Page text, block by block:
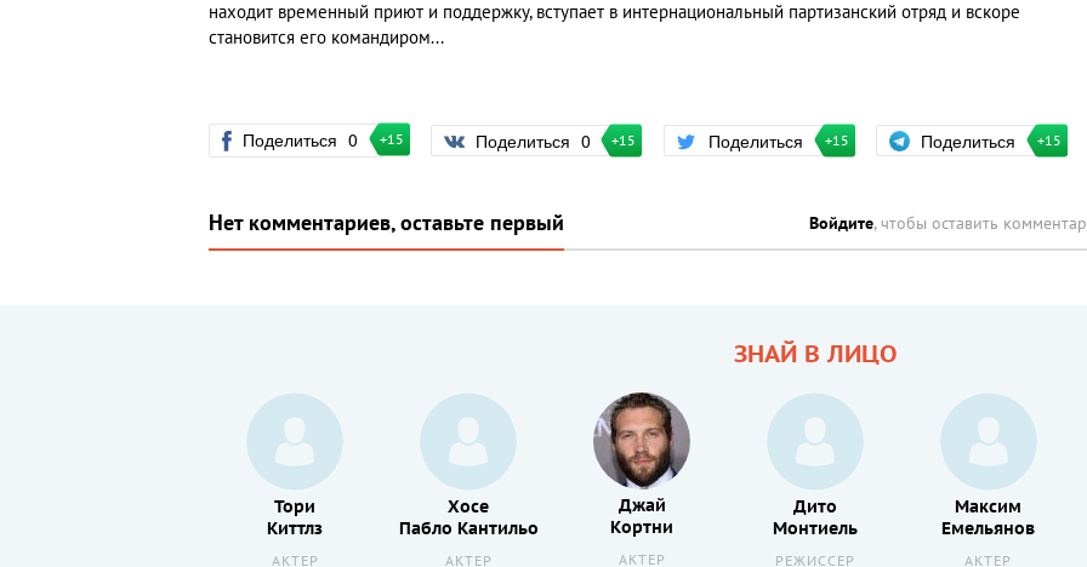
находит временный приют и поддержку, вступает в интернациональный партизанский отряд и вскоре
становится его командиром...
Поделиться 0 +15 Поделиться 0 +15 Поделиться +15 Поделиться +15
Нет комментариев, оставьте первый Войдите, чтобы оставить
ЗНАЙ В ЛИЦО
Тори
Киттлз
АКТЕР
Хосе
Пабло Кантильо
АКТЕР
Джай
Кортни
АКТЕР
Дито
Монтиель
РЕЖИССЕР
Максим
Емельянов
АКТЕР